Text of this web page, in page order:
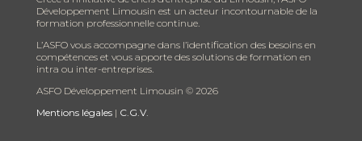
Développement Limousin est un acteur incontournable de la
formation professionnelle continue.
L’ASFO vous accompagne dans l’identification des besoins en
compétences et vous apporte des solutions de formation en
intra ou inter-entreprises.
ASFO Développement Limousin © 2026
Mentions légales| C.G.V.